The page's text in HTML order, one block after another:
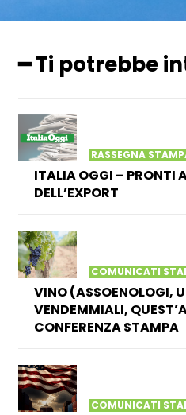
━ Ti potrebbe
RASSEGNA
ITALIA OGGI – PRONTI
DELL’EXPORT
COMUNICATI
VINO (ASSOENOLOGI,
VENDEMMIALI,
CONFERENZA STAMPA
COMUNICATI